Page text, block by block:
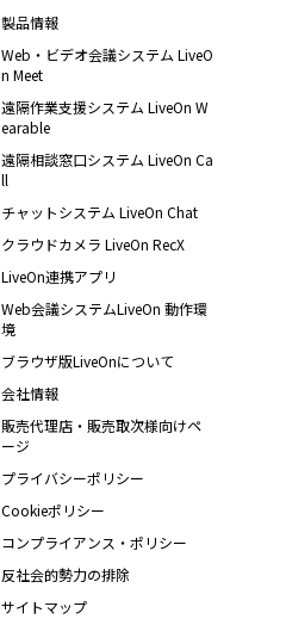
製品情報
Web・ビデオ会議システム LiveO
n Meet
遠隔作業支援システム LiveOn W
earable
遠隔相談窓口システム LiveOn Ca
ll
チャットシステム LiveOn Chat
クラウドカメラ LiveOn RecX
LiveOn連携アプリ
Web会議システムLiveOn 動作環
境
ブラウザ版LiveOnについて
会社情報
販売代理店・販売取次様向けペ
ージ
プライバシーポリシー
Cookieポリシー
コンプライアンス・ポリシー
反社会的勢力の排除
サイトマップ